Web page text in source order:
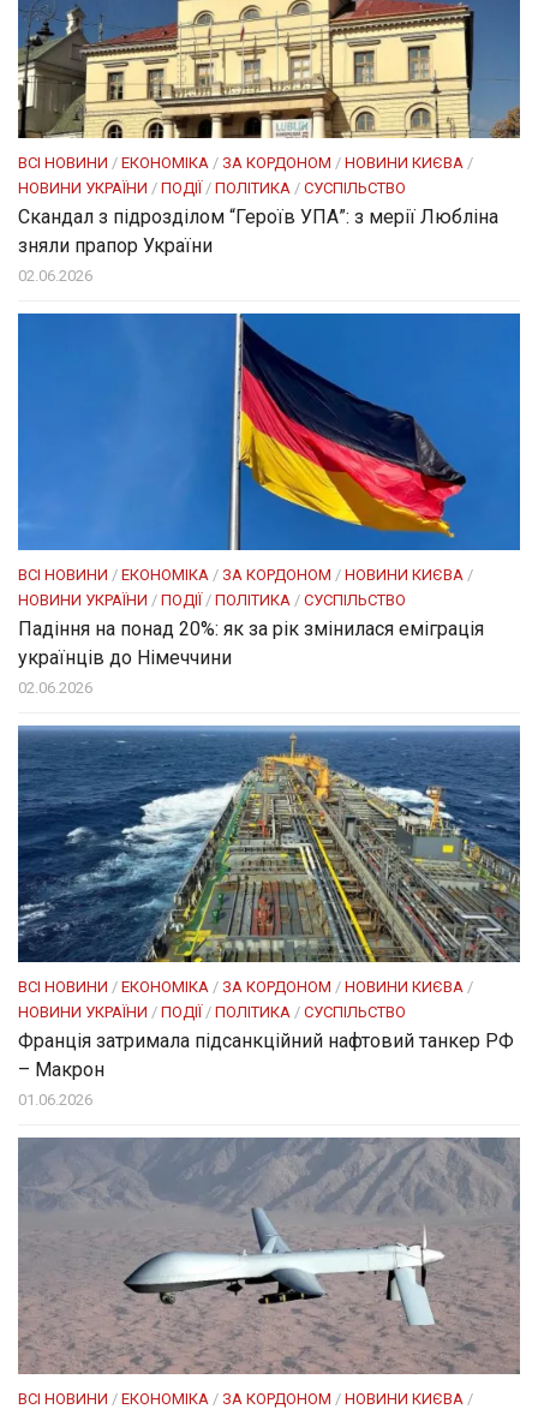
ВСІ НОВИНИ / ЕКОНОМІКА / ЗА КОРДОНОМ / НОВИНИ КИЄВА /
НОВИНИ УКРАЇНИ / ПОДІЇ / ПОЛІТИКА / СУСПІЛЬСТВО
Скандал з підрозділом “Героїв УПА”: з мерії Любліна
зняли прапор України
02.06.2026
ВСІ НОВИНИ / ЕКОНОМІКА / ЗА КОРДОНОМ / НОВИНИ КИЄВА /
НОВИНИ УКРАЇНИ / ПОДІЇ / ПОЛІТИКА / СУСПІЛЬСТВО
Падіння на понад 20%: як за рік змінилася еміграція
українців до Німеччини
02.06.2026
ВСІ НОВИНИ / ЕКОНОМІКА / ЗА КОРДОНОМ / НОВИНИ КИЄВА /
НОВИНИ УКРАЇНИ / ПОДІЇ/ ПОЛІТИКА / СУСПІЛЬСТВО
Франція затримала підсанкційний нафтовий танкер РФ
– Макрон
01.06.2026
ВСІ НОВИНИ / ЕКОНОМІКА / ЗА КОРДОНОМ / НОВИНИ КИЄВА /